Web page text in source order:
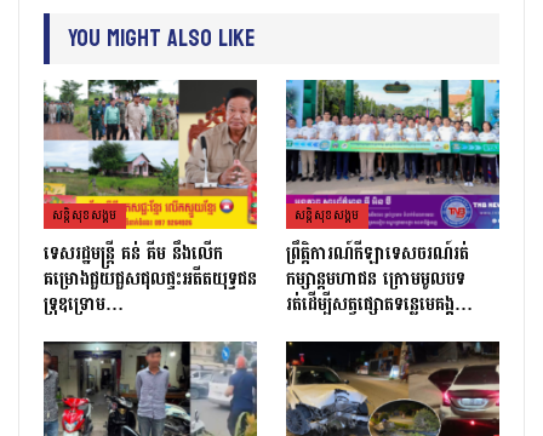
You Might Also Like
សន្តិសុខសង្គម
ទេសរដ្ឋមន្រ្តី គន់ គីម នឹងលើក
គម្រោងជួយជួសជុលផ្ទះអតីតយុទ្ធជន
ទ្រុឌទ្រោម…
សន្តិសុខសង្គម
ព្រឹត្តិការណ៍កីឡាទេសចរណ៍រត់
កម្សាន្តមហាជន ក្រោមមូលបទ
រត់ដេីម្បីសត្វផ្សោតទន្លេមេគង្គ…